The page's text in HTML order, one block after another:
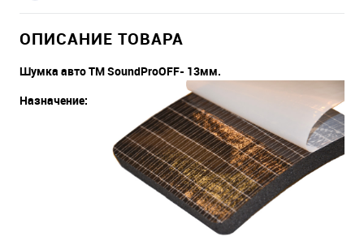
ОПИСАНИЕ ТОВАРА
Шумка авто ТМ SoundProOFF- 13мм.
Назначение: